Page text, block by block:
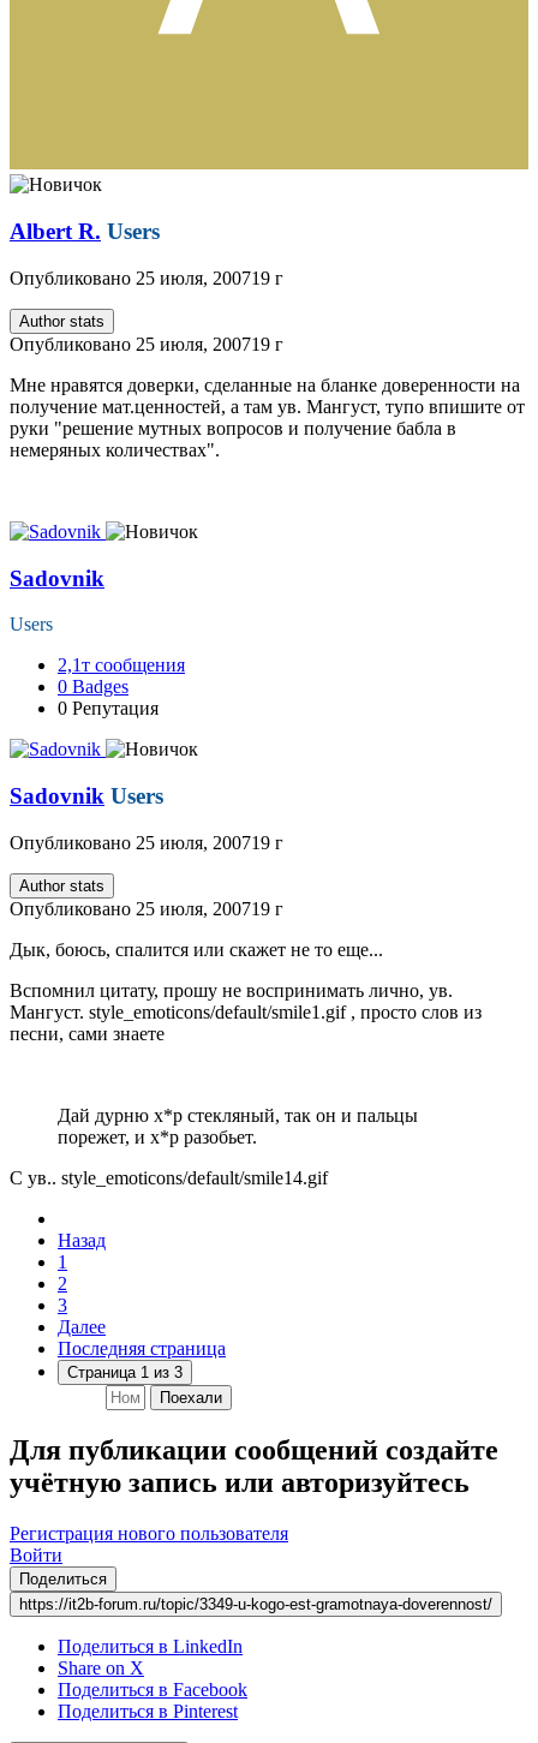
Albert R. Users
Опубликовано 25 июля, 200719 г
Author stats
Опубликовано 25 июля, 200719 г
Мне нравятся доверки, сделанные на бланке доверенности на
получение мат.ценностей, а там ув. Мангуст, тупо впишите от
руки "решение мутных вопросов и получение бабла в
немеряных количествах".
Sadovnik
Users
2,1т сообщения
0 Badges
0 Репутация
Sadovnik Users
Опубликовано 25 июля, 200719 г
Author stats
Опубликовано 25 июля, 200719 г
Дык, боюсь, спалится или скажет не то еще...
Вспомнил цитату, прошу не воспринимать лично, ув.
Мангуст. style_emoticons/default/smile1.gif, просто слов из
песни, сами знаете
Дай дурню х*р стекляный, так он и пальцы
порежет, и х*р разобьет.
С ув.. style_emoticons/default/smile14.gif
Назад
1
2
3
Далее
Последняя страница
Страница 1 из 3
Поехали
Для публикации сообщений создайте
учётную запись или авторизуйтесь
Регистрация нового пользователя
Войти
Поделиться
https://it2b-forum.ru/topic/3349-u-kogo-est-gramotnaya-doverennost/
Поделиться в LinkedIn
Share on X
Поделиться в Facebook
Поделиться в Pinterest